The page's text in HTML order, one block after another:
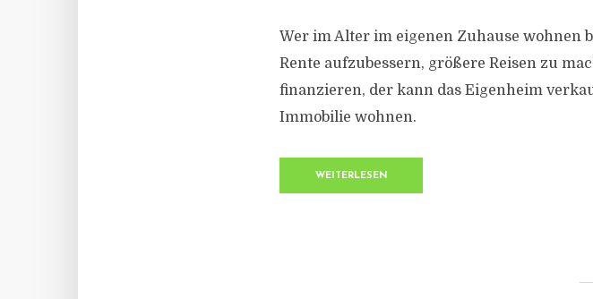
Wer im Alter im eigenen Zuhause wohnen
Rente aufzubessern, größere Reisen zu
finanzieren, der kann das Eigenheim
Immobilie wohnen.
WEITERLESEN